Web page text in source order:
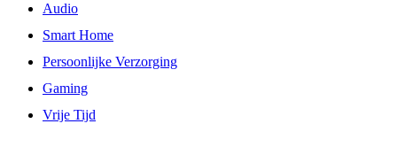
Audio
Smart Home
Persoonlijke Verzorging
Gaming
Vrije Tijd